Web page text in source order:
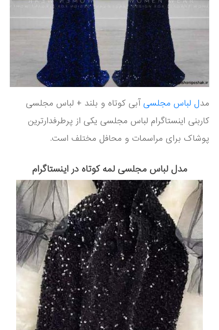
مدل لباس مجلسیآبی کوتاه و بلند + لباس مجلسی
کاربنی اینستاگرام لباس مجلسی یکی از پرطرفدارترین
پوشاک برای مراسمات و محافل مختلف است.
مدل لباس مجلسی لمه کوتاه در اینستاگرام